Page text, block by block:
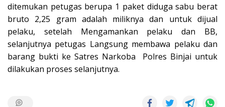
ditemukan petugas berupa 1 paket diduga sabu berat
bruto 2,25 gram adalah miliknya dan untuk dijual
pelaku, setelah Mengamankan pelaku dan BB,
selanjutnya petugas Langsung membawa pelaku dan
barang bukti ke Satres Narkoba Polres Binjai untuk
dilakukan proses selanjutnya.